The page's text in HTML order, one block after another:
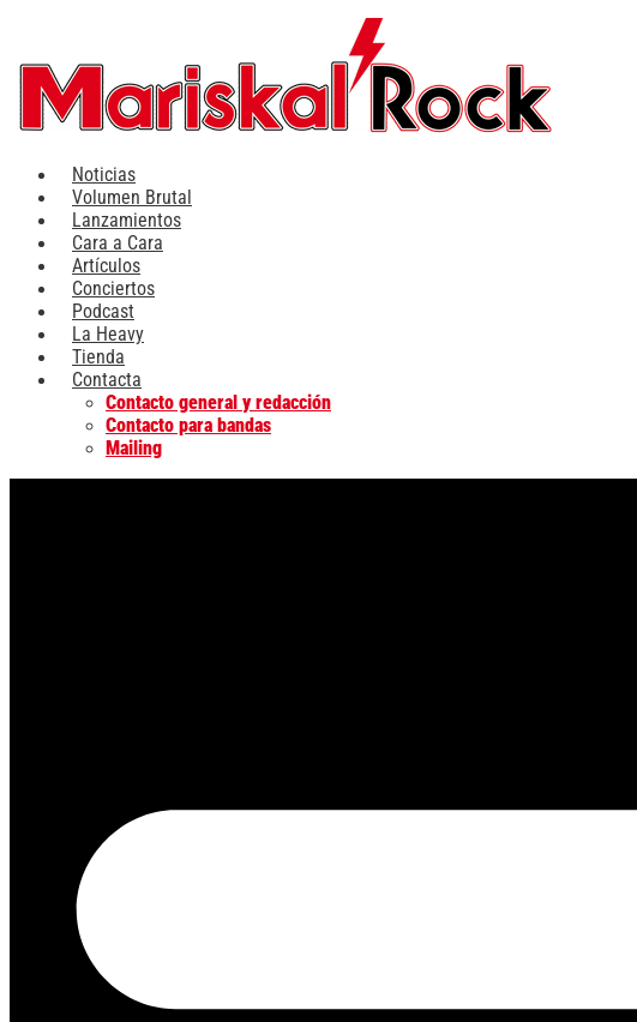
contenido
Noticias
Volumen Brutal
Lanzamientos
Cara a Cara
Artículos
Conciertos
Podcast
La Heavy
Tienda
Contacta
Contacto general y redacción
Contacto para bandas
Mailing